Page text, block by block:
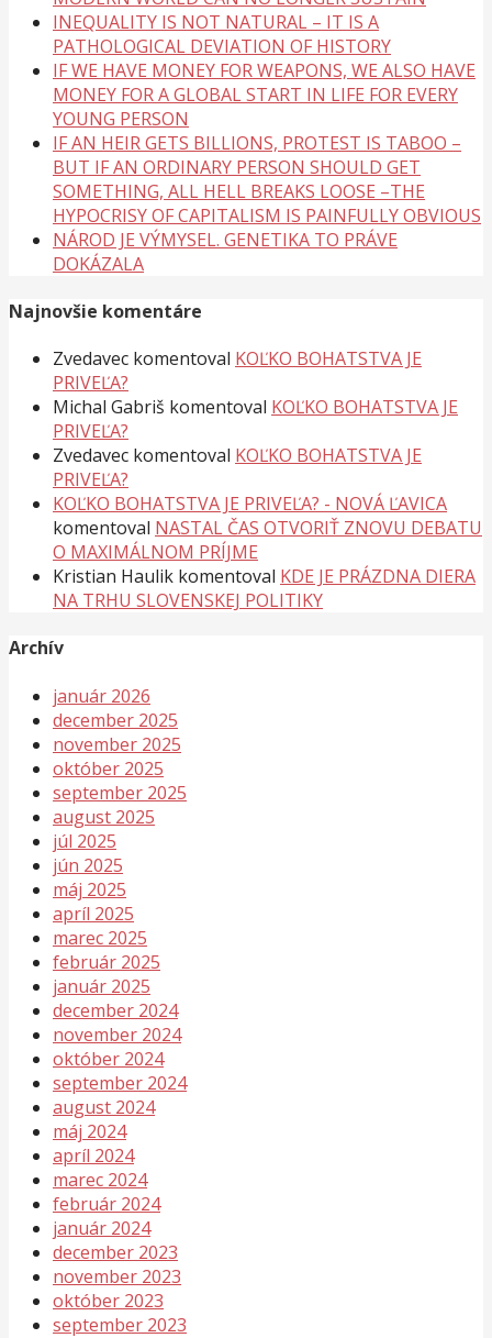
INEQUALITY IS NOT NATURAL – IT IS A
PATHOLOGICAL DEVIATION OF HISTORY
IF WE HAVE MONEY FOR WEAPONS, WE ALSO HAVE
MONEY FOR A GLOBAL START IN LIFE FOR EVERY
YOUNG PERSON
IF AN HEIR GETS BILLIONS, PROTEST IS TABOO –
BUT IF AN ORDINARY PERSON SHOULD GET
SOMETHING, ALL HELL BREAKS LOOSE –THE
HYPOCRISY OF CAPITALISM IS PAINFULLY OBVIOUS
NÁROD JE VÝMYSEL. GENETIKA TO PRÁVE
DOKÁZALA
Najnovšie komentáre
Zvedavec komentoval KOĽKO BOHATSTVA JE
PRIVEĽA?
Michal Gabriš komentoval KOĽKO BOHATSTVA JE
PRIVEĽA?
Zvedavec komentoval KOĽKO BOHATSTVA JE
PRIVEĽA?
KOĽKO BOHATSTVA JE PRIVEĽA? - NOVÁ ĽAVICA
komentoval NASTAL ČAS OTVORIŤ ZNOVU DEBATU
O MAXIMÁLNOM PRÍJME
Kristian Haulik komentoval KDE JE PRÁZDNA DIERA
NA TRHU SLOVENSKEJ POLITIKY
Archív
január 2026
december 2025
november 2025
október 2025
september 2025
august 2025
júl 2025
jún 2025
máj 2025
apríl 2025
marec 2025
február 2025
január 2025
december 2024
november 2024
október 2024
september 2024
august 2024
máj 2024
apríl 2024
marec 2024
február 2024
január 2024
december 2023
november 2023
október 2023
september 2023